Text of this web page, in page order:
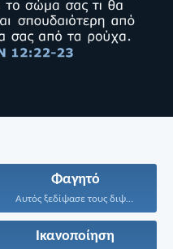
Φαγητό
Αυτός ξεδίψασε τους διψασμένους...
Ικανοποίηση